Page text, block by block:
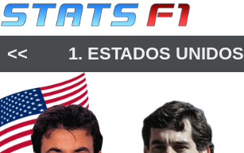
<< 1. ESTADOS UNIDOS